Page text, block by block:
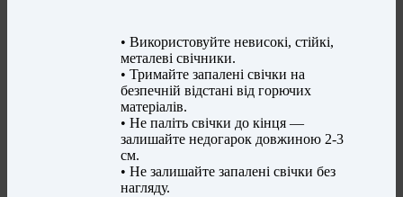
• Використовуйте невисокі, стійкі,
металеві свічники.
• Тримайте запалені свічки на
безпечній відстані від горючих
матеріалів.
• Не паліть свічки до кінця —
залишайте недогарок довжиною 2-3
см.
• Не залишайте запалені свічки без
нагляду.